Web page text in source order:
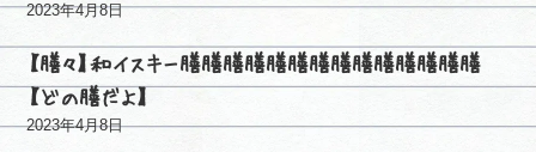
2023年4月8日
【膳々】和イスキー膳膳膳膳膳膳膳膳膳膳膳膳膳膳
【どの膳だよ】
2023年4月8日